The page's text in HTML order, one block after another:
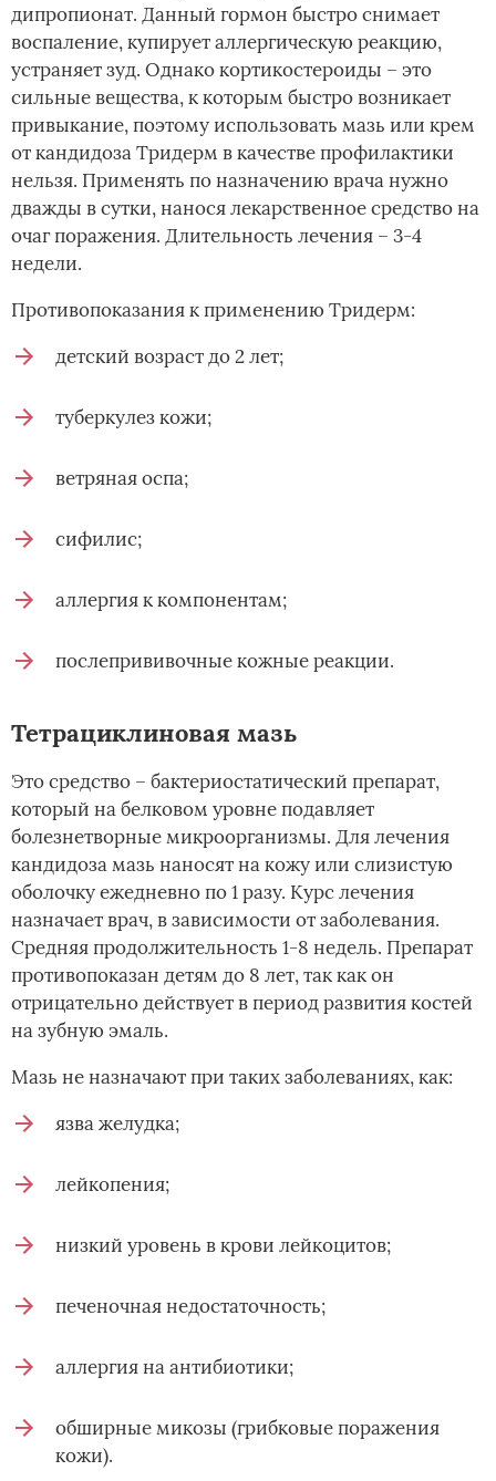
дипропионат. Данный гормон быстро снимает
воспаление, купирует аллергическую реакцию,
устраняет зуд. Однако кортикостероиды – это
сильные вещества, к которым быстро возникает
привыкание, поэтому использовать мазь или крем
от кандидоза Тридерм в качестве профилактики
нельзя. Применять по назначению врача нужно
дважды в сутки, нанося лекарственное средство на
очаг поражения. Длительность лечения – 3-4
недели.
Противопоказания к применению Тридерм:
детский возраст до 2 лет;
туберкулез кожи;
ветряная оспа;
сифилис;
аллергия к компонентам;
послепрививочные кожные реакции.
Тетрациклиновая мазь
Это средство – бактериостатический препарат,
который на белковом уровне подавляет
болезнетворные микроорганизмы. Для лечения
кандидоза мазь наносят на кожу или слизистую
оболочку ежедневно по 1 разу. Курс лечения
назначает врач, в зависимости от заболевания.
Средняя продолжительность 1-8 недель. Препарат
противопоказан детям до 8 лет, так как он
отрицательно действует в период развития костей
на зубную эмаль.
Мазь не назначают при таких заболеваниях, как:
язва желудка;
лейкопения;
низкий уровень в крови лейкоцитов;
печеночная недостаточность;
аллергия на антибиотики;
обширные микозы (грибковые поражения
кожи).